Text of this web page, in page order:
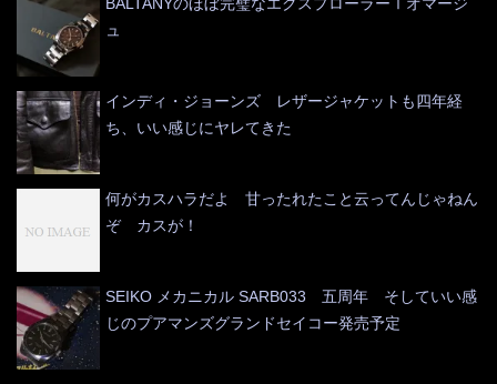
BALTANYのほぼ完璧なエクスプローラーⅠオマージ
ュ
インディ・ジョーンズ レザージャケットも四年経
ち、いい感じにヤレてきた
何がカスハラだよ 甘ったれたこと云ってんじゃねん
ぞ カスが！
SEIKO メカニカル SARB033 五周年 そしていい感
じのプアマンズグランドセイコー発売予定